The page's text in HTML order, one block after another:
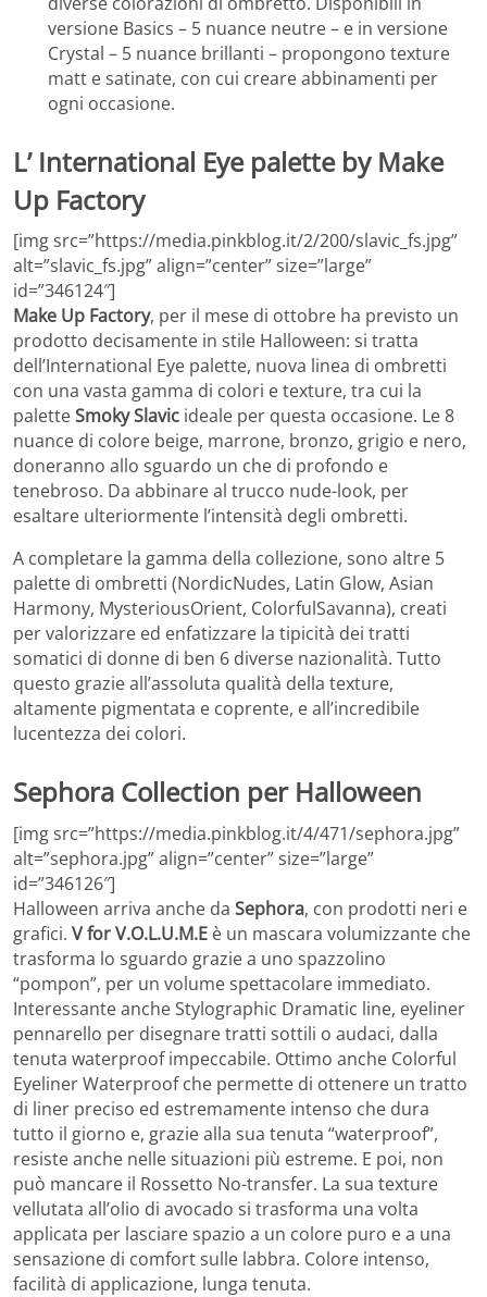
versione Basics – 5 nuance neutre – e in versione
Crystal – 5 nuance brillanti – propongono texture
matt e satinate, con cui creare abbinamenti per
ogni occasione.
L’ International Eye palette by Make
Up Factory
[img src=”https://media.pinkblog.it/2/200/slavic_fs.jpg”
alt=”slavic_fs.jpg” align=”center” size=”large”
id=”346124″]
Make Up Factory, per il mese di ottobre ha previsto un
prodotto decisamente in stile Halloween: si tratta
dell’International Eye palette, nuova linea di ombretti
con una vasta gamma di colori e texture, tra cui la
paletteSmoky Slavic ideale per questa occasione. Le 8
nuance di colore beige, marrone, bronzo, grigio e nero,
doneranno allo sguardo un che di profondo e
tenebroso. Da abbinare al trucco nude-look, per
esaltare ulteriormente l’intensità degli ombretti.
A completare la gamma della collezione, sono altre 5
palette di ombretti (NordicNudes, Latin Glow, Asian
Harmony, MysteriousOrient, ColorfulSavanna), creati
per valorizzare ed enfatizzare la tipicità dei tratti
somatici di donne di ben 6 diverse nazionalità. Tutto
questo grazie all’assoluta qualità della texture,
altamente pigmentata e coprente, e all’incredibile
lucentezza dei colori.
Sephora Collection per Halloween
[img src=”https://media.pinkblog.it/4/471/sephora.jpg”
alt=”sephora.jpg” align=”center” size=”large”
id=”346126″]
Halloween arriva anche da Sephora, con prodotti neri e
grafici. V for V.O.L.U.M.E è un mascara volumizzante che
trasforma lo sguardo grazie a uno spazzolino
“pompon”, per un volume spettacolare immediato.
Interessante anche Stylographic Dramatic line, eyeliner
pennarello per disegnare tratti sottili o audaci, dalla
tenuta waterproof impeccabile. Ottimo anche Colorful
Eyeliner Waterproof che permette di ottenere un tratto
di liner preciso ed estremamente intenso che dura
tutto il giorno e, grazie alla sua tenuta “waterproof”,
resiste anche nelle situazioni più estreme. E poi, non
può mancare il Rossetto No-transfer. La sua texture
vellutata all’olio di avocado si trasforma una volta
applicata per lasciare spazio a un colore puro e a una
sensazione di comfort sulle labbra. Colore intenso,
facilità di applicazione, lunga tenuta.